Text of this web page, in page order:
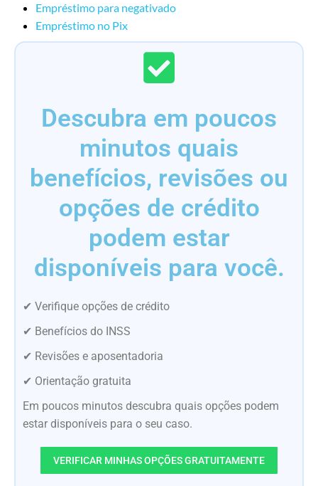
Empréstimo para negativado
Empréstimo no Pix
Descubra em poucos
minutos quais
benefícios, revisões ou
opções de crédito
podem estar
disponíveis para você.
✔ Verifique opções de crédito
✔ Benefícios do INSS
✔ Revisões e aposentadoria
✔ Orientação gratuita
Em poucos minutos descubra quais opções podem
estar disponíveis para o seu caso.
VERIFICAR MINHAS OPÇÕES GRATUITAMENTE